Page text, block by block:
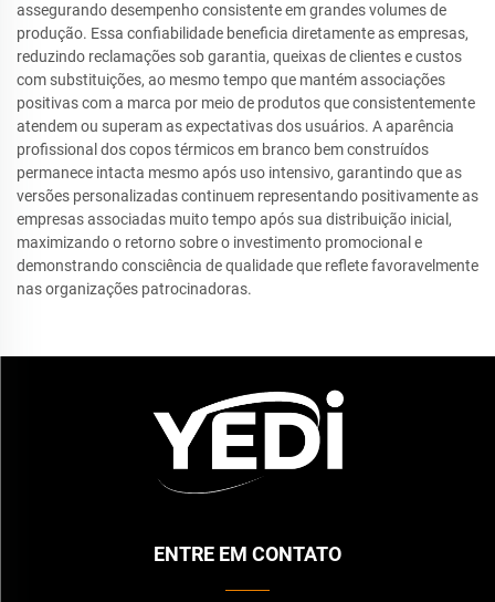
assegurando desempenho consistente em grandes volumes de
produção. Essa confiabilidade beneficia diretamente as empresas,
reduzindo reclamações sob garantia, queixas de clientes e custos
com substituições, ao mesmo tempo que mantém associações
positivas com a marca por meio de produtos que consistentemente
atendem ou superam as expectativas dos usuários. A aparência
profissional dos copos térmicos em branco bem construídos
permanece intacta mesmo após uso intensivo, garantindo que as
versões personalizadas continuem representando positivamente as
empresas associadas muito tempo após sua distribuição inicial,
maximizando o retorno sobre o investimento promocional e
demonstrando consciência de qualidade que reflete favoravelmente
nas organizações patrocinadoras.
ENTRE EM CONTATO